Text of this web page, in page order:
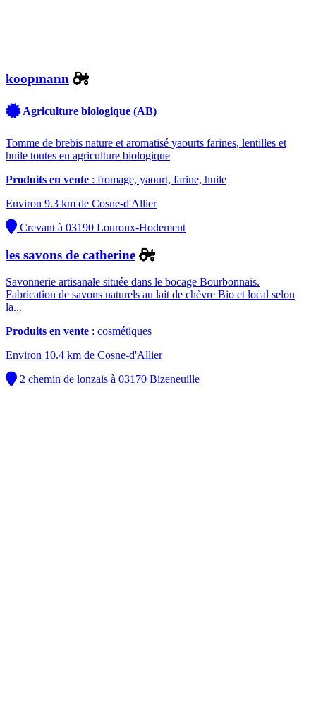
koopmann
Agriculture biologique (AB)
Tomme de brebis nature et aromatisé yaourts farines, lentilles et
huile toutes en agriculture biologique
Produits en vente : fromage, yaourt, farine, huile
Environ 9.3 km de Cosne-d'Allier
Crevant à 03190 Louroux-Hodement
les savons de catherine
Savonnerie artisanale située dans le bocage Bourbonnais.
Fabrication de savons naturels au lait de chèvre Bio et local selon
la...
Produits en vente : cosmétiques
Environ 10.4 km de Cosne-d'Allier
2 chemin de lonzais à 03170 Bizeneuille